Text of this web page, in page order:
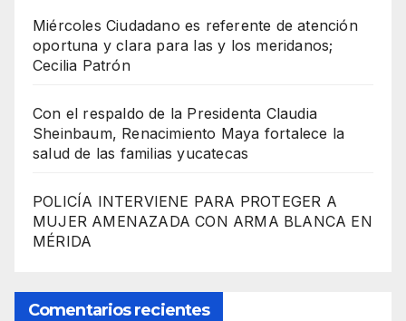
Miércoles Ciudadano es referente de atención
oportuna y clara para las y los meridanos;
Cecilia Patrón
Con el respaldo de la Presidenta Claudia
Sheinbaum, Renacimiento Maya fortalece la
salud de las familias yucatecas
POLICÍA INTERVIENE PARA PROTEGER A
MUJER AMENAZADA CON ARMA BLANCA EN
MÉRIDA
Comentarios recientes